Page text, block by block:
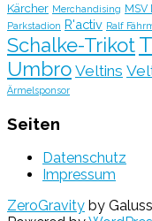
Kärcher Merchandising MSV
Parkstadion R'activ Ralf
Schalke-Trikot
Umbro Veltins
Ärmelsponsor
Seiten
Datenschutz
Impressum
ZeroGravity by